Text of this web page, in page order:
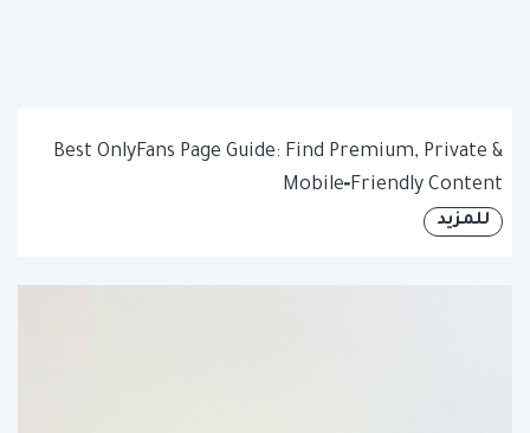
Best OnlyFans Page Guide: Find Premium, Private &
Mobile‑Friendly Content
للمزيد